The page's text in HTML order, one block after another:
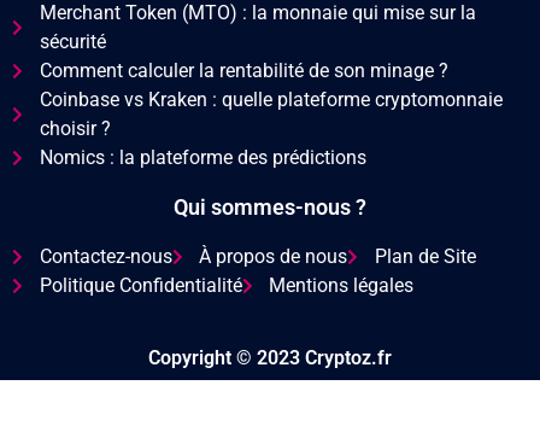
Merchant Token (MTO) : la monnaie qui mise sur la
sécurité
Comment calculer la rentabilité de son minage ?
Coinbase vs Kraken : quelle plateforme cryptomonnaie
choisir ?
Nomics : la plateforme des prédictions
Qui sommes-nous ?
Contactez-nous À propos de nous
Plan de Site
Politique Confidentialité
Mentions légales
Copyright © 2023 Cryptoz.fr